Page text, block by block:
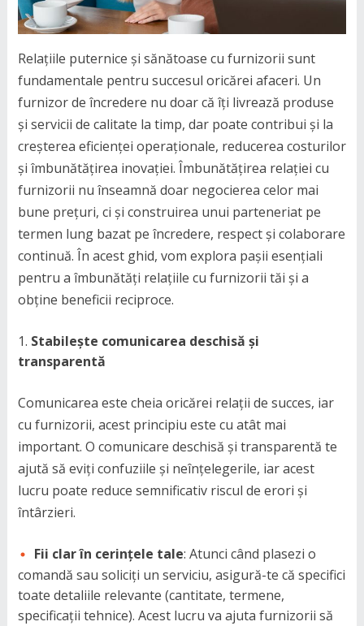
Relațiile puternice și sănătoase cu furnizorii sunt
fundamentale pentru succesul oricărei afaceri. Un
furnizor de încredere nu doar că îți livrează produse
și servicii de calitate la timp, dar poate contribui și la
creșterea eficienței operaționale, reducerea costurilor
și îmbunătățirea inovației. Îmbunătățirea relației cu
furnizorii nu înseamnă doar negocierea celor mai
bune prețuri, ci și construirea unui parteneriat pe
termen lung bazat pe încredere, respect și colaborare
continuă. În acest ghid, vom explora pașii esențiali
pentru a îmbunătăți relațiile cu furnizorii tăi și a
obține beneficii reciproce.
Stabilește comunicarea deschisă și
transparentă
Comunicarea este cheia oricărei relații de succes, iar
cu furnizorii, acest principiu este cu atât mai
important. O comunicare deschisă și transparentă te
ajută să eviți confuziile și neînțelegerile, iar acest
lucru poate reduce semnificativ riscul de erori și
întârzieri.
Fii clar în cerințele tale: Atunci când plasezi o
comandă sau soliciți un serviciu, asigură-te că specifici
toate detaliile relevante (cantitate, termene,
specificații tehnice). Acest lucru va ajuta furnizorii să